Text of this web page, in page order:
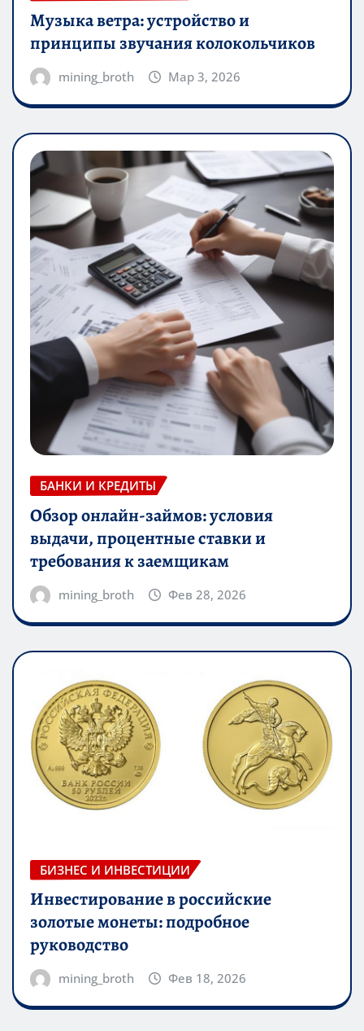
Музыка ветра: устройство и
принципы звучания колокольчиков
mining_broth Мар 3, 2026
БАНКИ И КРЕДИТЫ
Обзор онлайн-займов: условия
выдачи, процентные ставки и
требования к заемщикам
mining_broth Фев 28, 2026
БИЗНЕС И ИНВЕСТИЦИИ
Инвестирование в российские
золотые монеты: подробное
руководство
mining_broth Фев 18, 2026